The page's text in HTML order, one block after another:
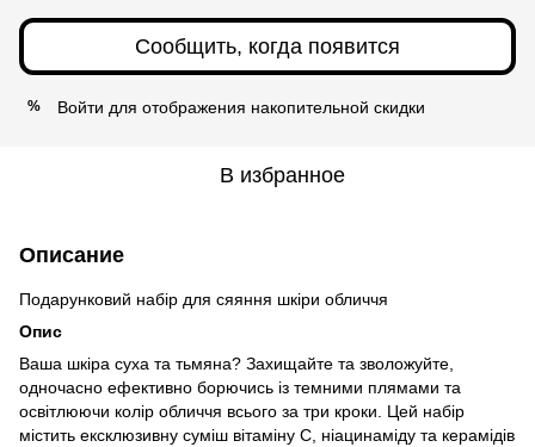
Сообщить, когда появится
% Войти для отображения накопительной скидки
В избранное
Описание
Подарунковий набір для сяяння шкіри обличчя
Опис
Ваша шкіра суха та тьмяна? Захищайте та зволожуйте,
одночасно ефективно борючись із темними плямами та
освітлюючи колір обличчя всього за три кроки. Цей набір
містить ексклюзивну суміш вітаміну С, ніацинаміду та керамідів